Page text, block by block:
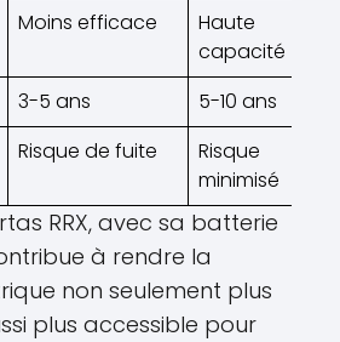
Moins efficace
Haute
capacité
3-5 ans
5-10 ans
Risque de fuite
Risque
minimisé
RRX, avec sa batterie
à rendre la
non seulement plus
plus accessible pour